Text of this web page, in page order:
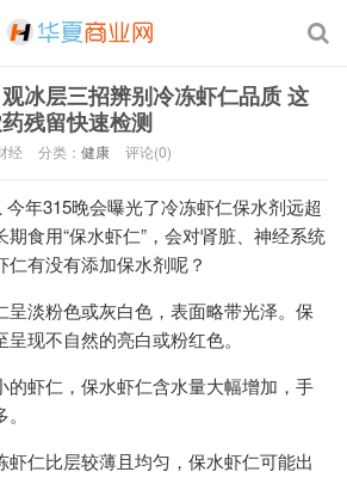
冰层三招辨别冷冻虾仁品质 这
残留快速检测
经 分类： 健康 评论(0)
年315晚会曝光了冷冻虾仁保水剂远超
食用“保水虾仁”，会对肾脏、神经系统
有没有添加保水剂呢？
呈淡粉色或灰白色，表面略带光泽。保
现不自然的亮白或粉红色。
的虾仁，保水虾仁含水量大幅增加，手
虾仁比层较薄且均匀，保水虾仁可能出